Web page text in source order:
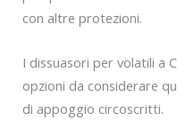
con altre protezioni.
I dissuasori per volatili a
opzioni da considerare
di appoggio circoscritti.